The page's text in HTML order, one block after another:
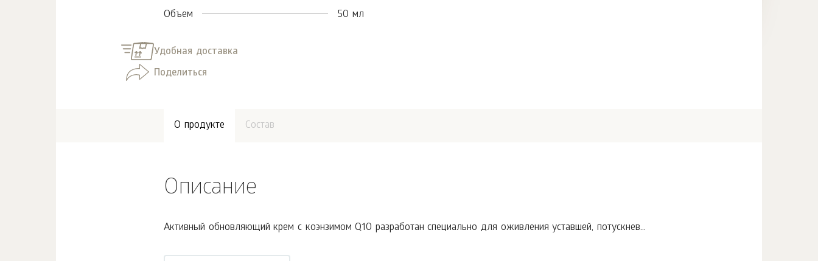
Объем
50 мл
Удобная доставка
Поделиться
О продукте Состав
Описание
Активный обновляющий крем с коэнзимом Q10 разработан специально для оживления уставшей, потускнев...